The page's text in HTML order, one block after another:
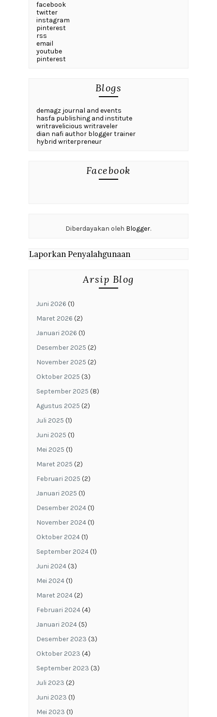
facebook
twitter
instagram
pinterest
rss
email
youtube
pinterest
Blogs
demagz journal and events
hasfa publishing and institute
writravelicious writraveler
dian nafi author blogger trainer
hybrid writerpreneur
Facebook
Diberdayakan oleh Blogger.
Laporkan Penyalahgunaan
Arsip Blog
Juni 2026 (1)
Maret 2026 (2)
Januari 2026 (1)
Desember 2025 (2)
November 2025 (2)
Oktober 2025 (3)
September 2025 (8)
Agustus 2025 (2)
Juli 2025 (1)
Juni 2025 (1)
Mei 2025 (1)
Maret 2025 (2)
Februari 2025 (2)
Januari 2025 (1)
Desember 2024(1)
November 2024(1)
Oktober 2024(1)
September 2024(1)
Juni 2024(3)
Mei 2024(1)
Maret 2024(2)
Februari 2024(4)
Januari 2024(5)
Desember 2023 (3)
Oktober 2023 (4)
September 2023 (3)
Juli 2023 (2)
Juni 2023 (1)
Mei 2023 (1)